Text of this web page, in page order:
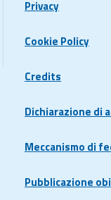
Privacy
Cookie Policy
Credits
Dichiarazione di
Meccanismo di
Pubblicazione